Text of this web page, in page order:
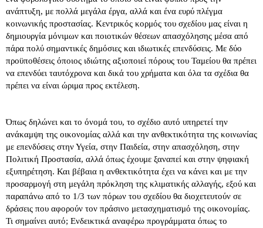
ανάπτυξη, με πολλά μεγάλα έργα, αλλά και ένα ευρύ πλέγμα
κοινωνικής προστασίας. Κεντρικός κορμός του σχεδίου μας είναι η
δημιουργία μόνιμων και ποιοτικών θέσεων απασχόλησης μέσα από
πάρα πολύ σημαντικές δημόσιες και ιδιωτικές επενδύσεις. Με δύο
προϋποθέσεις όποιος ιδιώτης αξιοποιεί πόρους του Ταμείου θα πρέπει
να επενδύει ταυτόχρονα και δικά του χρήματα και όλα τα σχέδια θα
πρέπει να είναι ώριμα προς εκτέλεση.
Όπως δηλώνει και το όνομά του, το σχέδιο αυτό υπηρετεί την
ανάκαμψη της οικονομίας αλλά και την ανθεκτικότητα της κοινωνίας
με επενδύσεις στην Υγεία, στην Παιδεία, στην απασχόληση, στην
Πολιτική Προστασία, αλλά όπως έχουμε ξαναπεί και στην ψηφιακή
εξυπηρέτηση. Και βέβαια η ανθεκτικότητα έχει να κάνει και με την
προσαρμογή στη μεγάλη πρόκληση της κλιματικής αλλαγής, εξού και
παραπάνω από το 1/3 των πόρων του σχεδίου θα διοχετευτούν σε
δράσεις που αφορούν τον πράσινο μετασχηματισμό της οικονομίας.
Τι σημαίνει αυτό; Ενδεικτικά αναφέρω προγράμματα όπως το